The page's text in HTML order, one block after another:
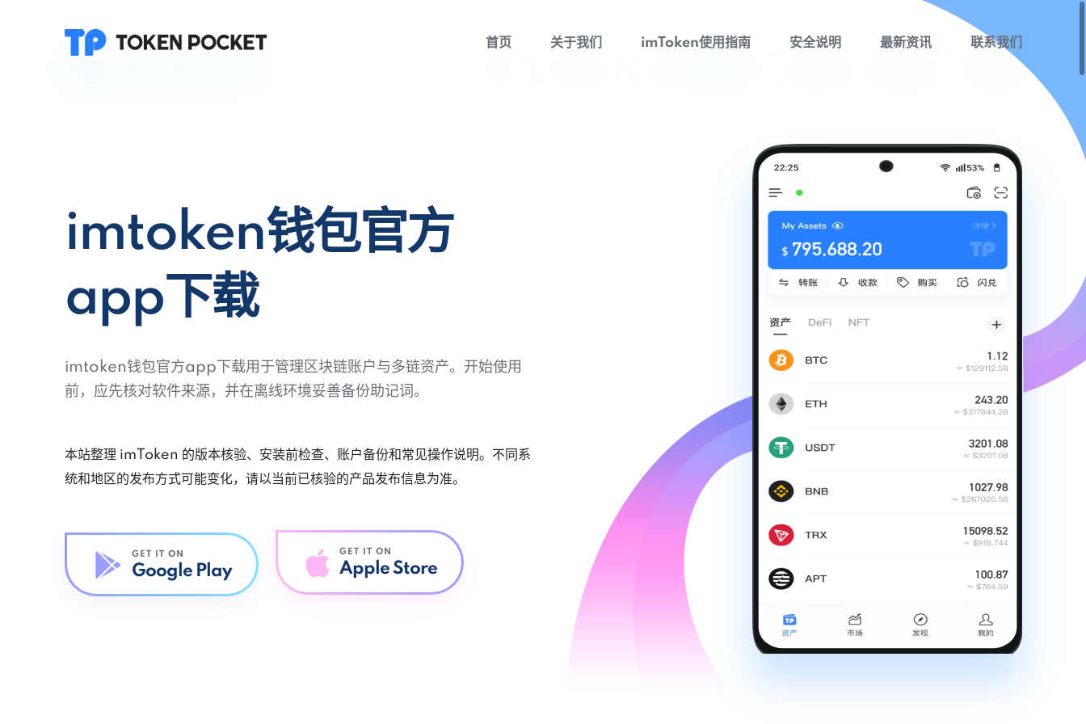
首页 关于我们 imToken使用指南 安全说明 最新资讯 联系我们
imtoken钱包官方
app下载
imtoken钱包官方app下载用于管理区块链账户与多链资产。开始使用
前，应先核对软件来源，并在离线环境妥善备份助记词。
本站整理 imToken 的版本核验、安装前检查、账户备份和常见操作说明。不同系
统和地区的发布方式可能变化，请以当前已核验的产品发布信息为准。
GET IT ON
Google Play
GET IT ON
Apple Store